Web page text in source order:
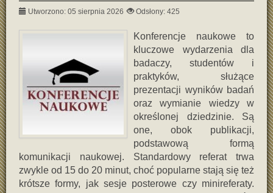
Utworzono: 05 sierpnia 2026 Odsłony: 425
Konferencje naukowe to
kluczowe wydarzenia dla
badaczy, studentów i
praktyków, służące
prezentacji wyników badań
oraz wymianie wiedzy w
określonej dziedzinie. Są
one, obok publikacji,
podstawową formą
komunikacji naukowej. Standardowy referat trwa
zwykle od 15 do 20 minut, choć popularne stają się też
krótsze formy, jak sesje posterowe czy minireferaty.